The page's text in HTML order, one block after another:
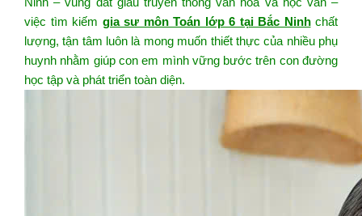
việc tìm kiếm gia sư môn Toán lớp 6 tại Bắc Ninhchất
lượng, tận tâm luôn là mong muốn thiết thực của nhiều phụ
huynh nhằm giúp con em mình vững bước trên con đường
học tập và phát triển toàn diện.